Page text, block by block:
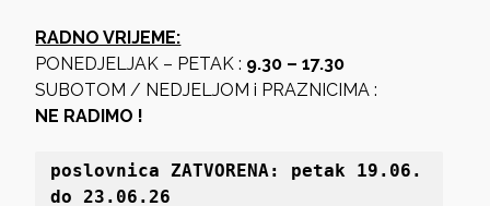
RADNO VRIJEME:
PONEDJELJAK – PETAK : 9.30 – 17.30
SUBOTOM / NEDJELJOM i PRAZNICIMA :
NE RADIMO !
poslovnica ZATVORENA: petak 19 .06.
do 23.06.26